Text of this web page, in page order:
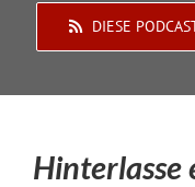
DIESE
Hinterlasse